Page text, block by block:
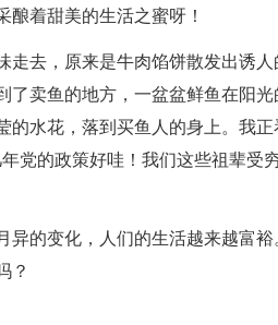
着甜美的生活之蜜呀！
去，原来是牛肉馅饼散发出诱人
了卖鱼的地方，一盆盆鲜鱼在阳
的水花，落到买鱼人的身上。我
党的政策好哇！我们这些祖辈受
的变化，人们的生活越来越富裕
？